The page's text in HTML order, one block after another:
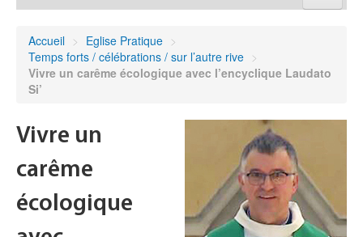
Démarches et sacrements
Agenda diocésain
Je donne
Accueil > Eglise Pratique >
Temps forts / célébrations / sur l’autre rive >
Vivre un carême écologique avec l’encyclique Laudato
Si’
Vivre un
carême
écologique